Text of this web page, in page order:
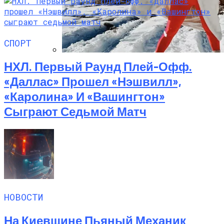
Семейное Наследие: Кейт Хадсон
Хранит Свои Наряды Для Дочери Рани
СПОРТ
НХЛ. Первый Раунд Плей-Офф.
«Даллас» Прошел «Нэшвилл»,
«Каролина» И «Вашингтон»
Сыграют Седьмой Матч
НОВОСТИ
На Киевщине Пьяный Механик